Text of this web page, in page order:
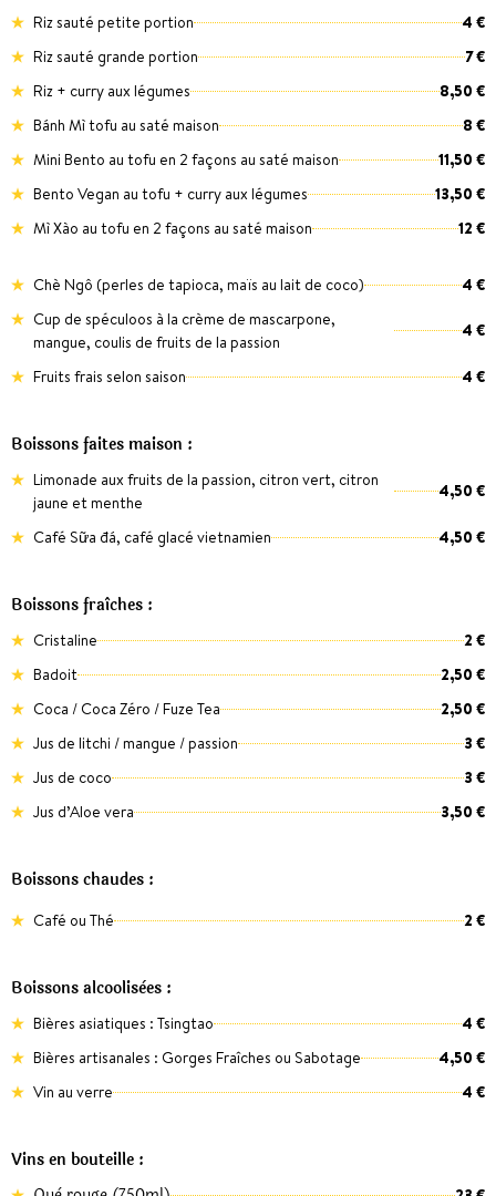
Riz sauté petite portion
4 €
Riz sauté grande portion
7 €
Riz + curry aux légumes
8,50 €
Bánh Mì tofu au saté maison
8 €
Mini Bento au tofu en 2 façons au saté maison
11,50 €
Bento Vegan au tofu + curry aux légumes
13,50 €
Mì Xào au tofu en 2 façons au saté maison
12 €
Chè Ngô (perles de tapioca, maïs au lait de coco)
4 €
Cup de spéculoos à la crème de mascarpone,
mangue, coulis de fruits de la passion
4 €
Fruits frais selon saison 4 €
Boissons faites maison :
Limonade aux fruits de la passion, citron vert, citron
jaune et menthe
4,50 €
Café Sữa đá, café glacé vietnamien 4,50 €
Boissons fraîches :
Cristaline
2 €
Badoit
2,50 €
Coca / Coca Zéro / Fuze Tea
2,50 €
Jus de litchi / mangue / passion
3 €
Jus de coco
3 €
Jus d’Aloe vera
3,50 €
Boissons chaudes :
Café ou Thé 2 €
Boissons alcoolisèes :
Bières asiatiques : Tsingtao
4 €
Bières artisanales : Gorges Fraîches ou Sabotage
4,50 €
Vin au verre
4 €
Vins en bouteille :